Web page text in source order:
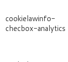
cookielawinfo-
checbox-analytics